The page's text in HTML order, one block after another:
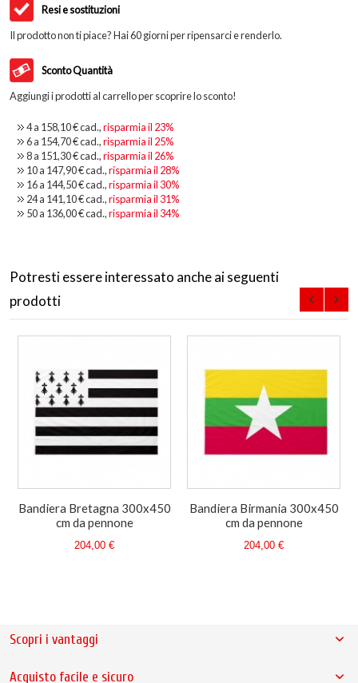
Resi e sostituzioni
Il prodotto non ti piace? Hai 60 giorni per ripensarci e renderlo.
Sconto Quantità
Aggiungi i prodotti al carrello per scoprire lo sconto!
4 a 158,10 €cad.,risparmia il 23%
6 a 154,70 €cad.,risparmia il 25%
8 a 151,30 €cad.,risparmia il 26%
10 a 147,90 €cad.,risparmia il 28%
16 a 144,50 €cad.,risparmia il 30%
24 a 141,10 €cad.,risparmia il 31%
50 a 136,00 €cad.,risparmia il 34%
Potresti essere interessato anche ai seguenti
prodotti
Bandiera Bretagna 300x450
cm da pennone
204,00 €
Bandiera Birmania 300x450
cm da pennone
204,00 €
Scopri i vantaggi
Acquisto facile e sicuro